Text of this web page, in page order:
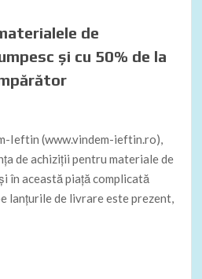
de
și cu 50% de la
Ieftin (www.vindem-ieftin.ro),
de achiziții pentru materiale de
în această piață complicată
lanțurile de livrare este prezent,